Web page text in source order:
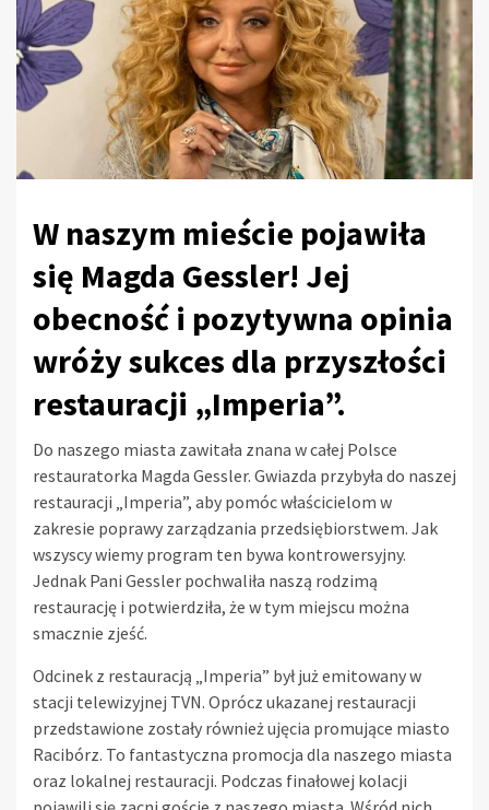
W naszym mieście pojawiła
się Magda Gessler! Jej
obecność i pozytywna opinia
wróży sukces dla przyszłości
restauracji „Imperia”.
Do naszego miasta zawitała znana w całej Polsce
restauratorka Magda Gessler. Gwiazda przybyła do naszej
restauracji „Imperia”, aby pomóc właścicielom w
zakresie poprawy zarządzania przedsiębiorstwem. Jak
wszyscy wiemy program ten bywa kontrowersyjny.
Jednak Pani Gessler pochwaliła naszą rodzimą
restaurację i potwierdziła, że w tym miejscu można
smacznie zjeść.
Odcinek z restauracją „Imperia” był już emitowany w
stacji telewizyjnej TVN. Oprócz ukazanej restauracji
przedstawione zostały również ujęcia promujące miasto
Racibórz. To fantastyczna promocja dla naszego miasta
oraz lokalnej restauracji. Podczas finałowej kolacji